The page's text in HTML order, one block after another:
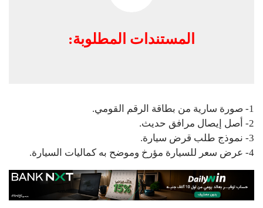
المستندات المطلوبة:
1- صورة سارية من بطاقة الرقم القومي.
2- أصل إيصال مرافق حديث.
3- نموذج طلب قرض سيارة.
4- عرض سعر للسيارة مؤرخ وموضح به كماليات السيارة.